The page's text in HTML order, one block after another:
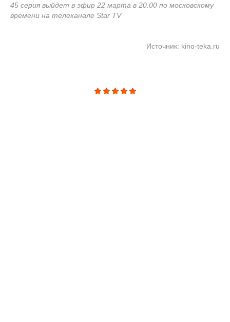
45 серия выйдет в эфир 22 марта в 20.00 по московскому
времени на телеканале Star TV
Источник: kino-teka.ru